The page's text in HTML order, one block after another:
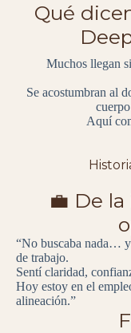
Qué
Muchos llegan
Se acostumbran al
Aquí
💼 De
“No buscaba nada… y
de trabajo.
Sentí claridad,
Hoy estoy en el
alineación.”